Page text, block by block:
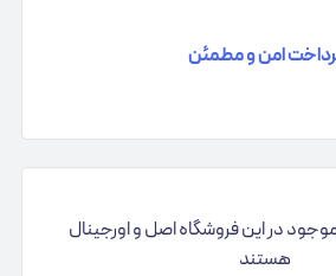
امن و مطمئن
در این فروشگاه اصل و اورجینال
هستند